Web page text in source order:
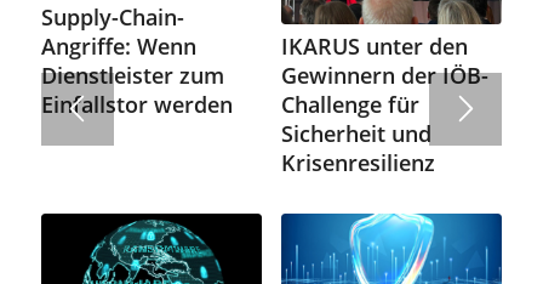
Supply-Chain-
Angriffe: Wenn
Dienstleister zum
Einfallstor werden
IKARUS unter den
Gewinnern der IÖB-
Challenge für
Sicherheit und
Krisenresilienz